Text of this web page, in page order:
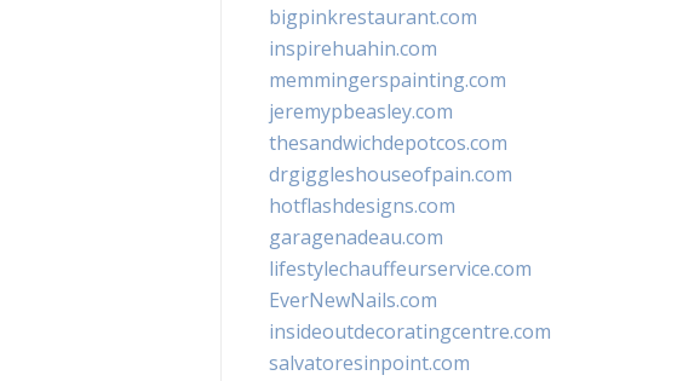
bigpinkrestaurant.com
inspirehuahin.com
memmingerspainting.com
jeremypbeasley.com
thesandwichdepotcos.com
drgiggleshouseofpain.com
hotflashdesigns.com
garagenadeau.com
lifestylechauffeurservice.com
EverNewNails.com
insideoutdecoratingcentre.com
salvatoresinpoint.com